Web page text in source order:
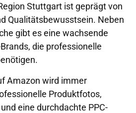
Stuttgart ist geprägt von
Qualitätsbewusstsein. Neben
gibt es eine wachsende
die professionelle
Amazon wird immer
Produktfotos,
eine durchdachte PPC-